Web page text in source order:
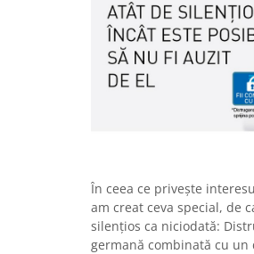
Tavite documente si suporturi
Ascutitori, radiere, agrafe
Foarfece pentru birou
Maturi, mopuri si galeti
Hartie igienica, prosoape hartie si
În ceea ce privește
am creat ceva special, de
silențios ca niciodată:
germană combinată cu